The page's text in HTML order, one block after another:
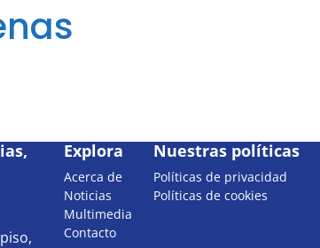
Explora
Acerca de
Noticias
Multimedia
Contacto
Nuestras políticas
Políticas de privacidad
Políticas de cookies